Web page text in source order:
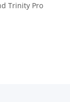
Trinity Pro